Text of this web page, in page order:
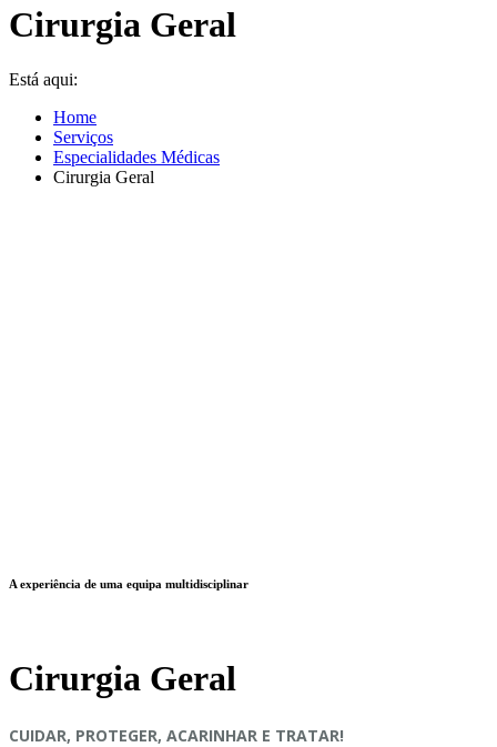
Cirurgia Geral
Está aqui:
Home
Serviços
Especialidades Médicas
Cirurgia Geral
A experiência de uma equipa multidisciplinar
Cirurgia Geral
CUIDAR, PROTEGER, ACARINHAR E TRATAR!